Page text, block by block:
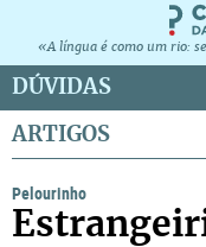
«A língua é como um rio:
DÚVIDAS
ARTIGOS
Pelourinho